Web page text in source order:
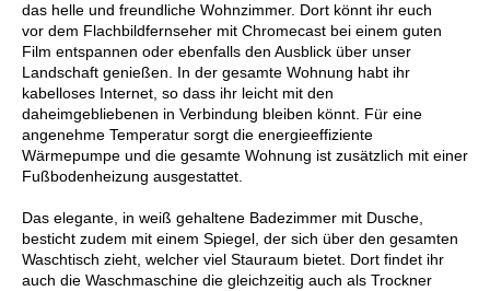
das helle und freundliche Wohnzimmer. Dort könnt ihr euch
vor dem Flachbildfernseher mit Chromecast bei einem guten
Film entspannen oder ebenfalls den Ausblick über unser
Landschaft genießen. In der gesamte Wohnung habt ihr
kabelloses Internet, so dass ihr leicht mit den
daheimgebliebenen in Verbindung bleiben könnt. Für eine
angenehme Temperatur sorgt die energieeffiziente
Wärmepumpe und die gesamte Wohnung ist zusätzlich mit einer
Fußbodenheizung ausgestattet.
Das elegante, in weiß gehaltene Badezimmer mit Dusche,
besticht zudem mit einem Spiegel, der sich über den gesamten
Waschtisch zieht, welcher viel Stauraum bietet. Dort findet ihr
auch die Waschmaschine die gleichzeitig auch als Trockner